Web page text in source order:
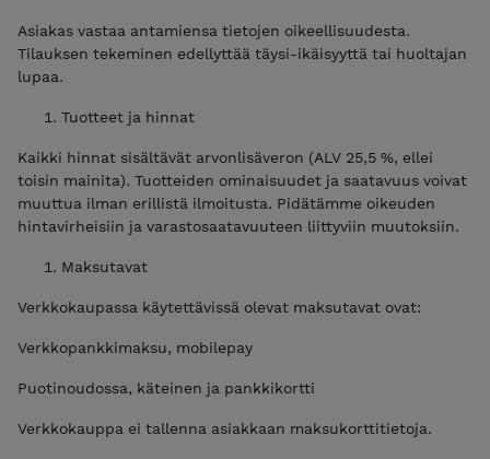
Asiakas vastaa antamiensa tietojen oikeellisuudesta.
Tilauksen tekeminen edellyttää täysi-ikäisyyttä tai huoltajan
lupaa.
Tuotteet ja hinnat
Kaikki hinnat sisältävät arvonlisäveron (ALV 25,5 %, ellei
toisin mainita). Tuotteiden ominaisuudet ja saatavuus voivat
muuttua ilman erillistä ilmoitusta. Pidätämme oikeuden
hintavirheisiin ja varastosaatavuuteen liittyviin muutoksiin.
Maksutavat
Verkkokaupassa käytettävissä olevat maksutavat ovat:
Verkkopankkimaksu, mobilepay
Puotinoudossa, käteinen ja pankkikortti
Verkkokauppa ei tallenna asiakkaan maksukorttitietoja.